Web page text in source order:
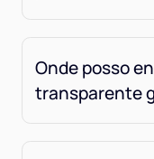
Onde posso
transparente